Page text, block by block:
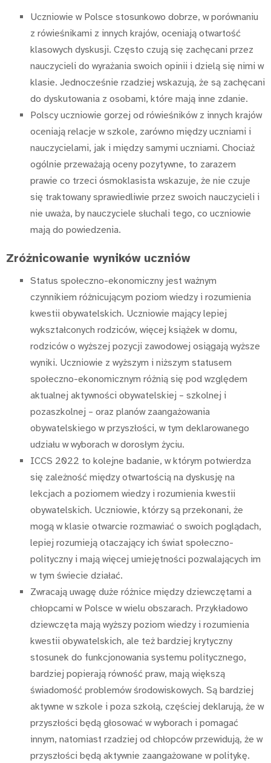
Uczniowie w Polsce stosunkowo dobrze, w porównaniu
z rówieśnikami z innych krajów, oceniają otwartość
klasowych dyskusji. Często czują się zachęcani przez
nauczycieli do wyrażania swoich opinii i dzielą się nimi w
klasie. Jednocześnie rzadziej wskazują, że są zachęcani
do dyskutowania z osobami, które mają inne zdanie.
Polscy uczniowie gorzej od rówieśników z innych krajów
oceniają relacje w szkole, zarówno między uczniami i
nauczycielami, jak i między samymi uczniami. Chociaż
ogólnie przeważają oceny pozytywne, to zarazem
prawie co trzeci ósmoklasista wskazuje, że nie czuje
się traktowany sprawiedliwie przez swoich nauczycieli i
nie uważa, by nauczyciele słuchali tego, co uczniowie
mają do powiedzenia.
Zróżnicowanie wyników uczniów
Status społeczno-ekonomiczny jest ważnym
czynnikiem różnicującym poziom wiedzy i rozumienia
kwestii obywatelskich. Uczniowie mający lepiej
wykształconych rodziców, więcej książek w domu,
rodziców o wyższej pozycji zawodowej osiągają wyższe
wyniki. Uczniowie z wyższym i niższym statusem
społeczno-ekonomicznym różnią się pod względem
aktualnej aktywności obywatelskiej – szkolnej i
pozaszkolnej – oraz planów zaangażowania
obywatelskiego w przyszłości, w tym deklarowanego
udziału w wyborach w dorosłym życiu.
ICCS 2022 to kolejne badanie, w którym potwierdza
się zależność między otwartością na dyskusję na
lekcjach a poziomem wiedzy i rozumienia kwestii
obywatelskich. Uczniowie, którzy są przekonani, że
mogą w klasie otwarcie rozmawiać o swoich poglądach,
lepiej rozumieją otaczający ich świat społeczno-
polityczny i mają więcej umiejętności pozwalających im
w tym świecie działać.
Zwracają uwagę duże różnice między dziewczętami a
chłopcami w Polsce w wielu obszarach. Przykładowo
dziewczęta mają wyższy poziom wiedzy i rozumienia
kwestii obywatelskich, ale też bardziej krytyczny
stosunek do funkcjonowania systemu politycznego,
bardziej popierają równość praw, mają większą
świadomość problemów środowiskowych. Są bardziej
aktywne w szkole i poza szkołą, częściej deklarują, że w
przyszłości będą głosować w wyborach i pomagać
innym, natomiast rzadziej od chłopców przewidują, że w
przyszłości będą aktywnie zaangażowane w politykę.